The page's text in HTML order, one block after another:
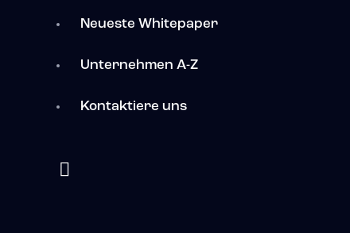
Neueste Whitepaper
Unternehmen A-Z
Kontaktiere uns